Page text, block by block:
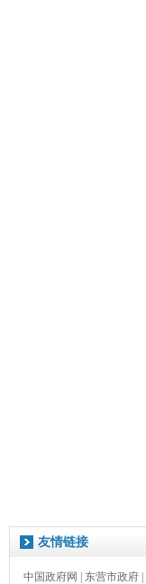
友情链接
中国政府网 东营市政府